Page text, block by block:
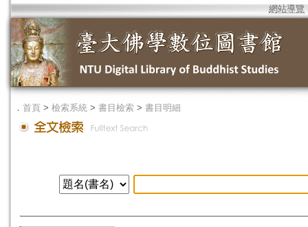
網站導覽
． 首頁 > 檢索系統 > 書目檢索 > 書目明細